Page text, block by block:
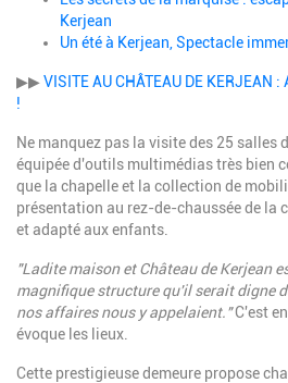
Kerjean
Un été à Kerjean, Spectacle
▶▶VISITE AU CHÂTEAU DE KERJEAN :
!
Ne manquez pas la visite des 25 salles
équipée d'outils multimédias très bien
que la chapelle et la collection de
présentation au rez-de-chaussée de la
et adapté aux enfants.
"Ladite maison et Château de Kerjean
magnifique structure qu'il serait digne
nos affaires nous y appelaient."C'est
évoque les lieux.
Cette prestigieuse demeure propose